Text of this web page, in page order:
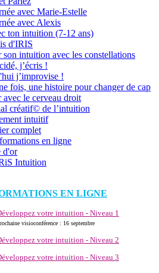
avec Marie-Estelle
avec Alexis
ton intuition (7-12 ans)
d'IRIS
son intuition avec les constellations
j’écris !
j’improvise !
fois, une histoire pour changer de cap
avec le cerveau droit
créatif© de l’intuition
intuitif
complet
en ligne
d'or
Intuition
EN LIGNE
votre intuition - Niveau 1
visioconférence : 16 septembre
votre intuition - Niveau 2
votre intuition - Niveau 3